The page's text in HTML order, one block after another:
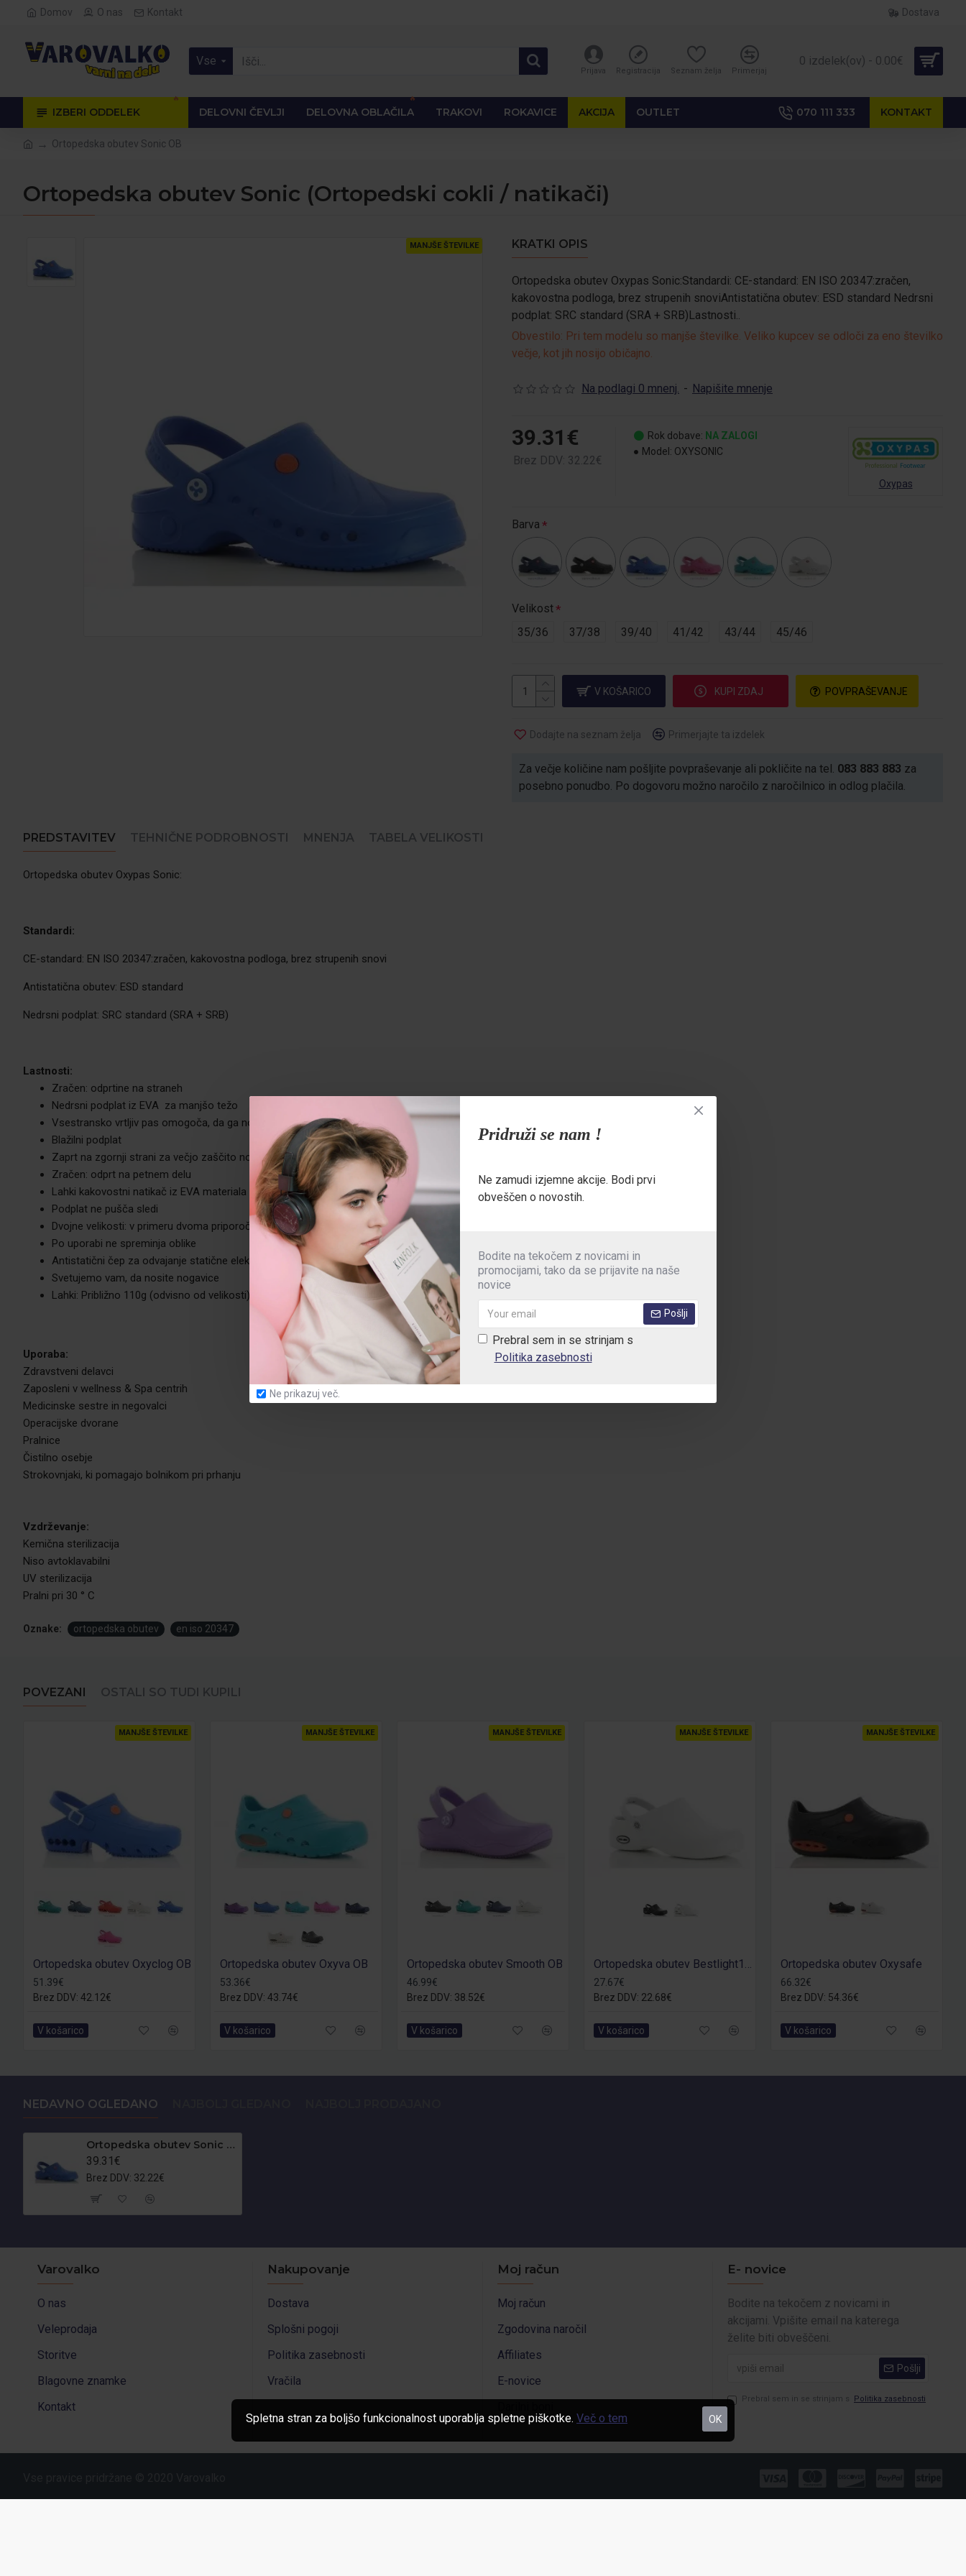
Pridruži se nam !
Ne zamudi izjemne akcije. Bodi prvi
obveščen o novostih.
Bodite na tekočem z novicami in
promocijami, tako da se prijavite na naše
novice
Pošlji
Prebral sem in se strinjam s
Politika zasebnosti
Ne prikazuj več.
Domov O nas Kontakt Dostava
Vse
Prijava Registracija Seznam želja Primerjaj
0 izdelek(ov) - 0.00€
IZBERI ODDELEK
🔥
DELOVNI ČEVLJI DELOVNA OBLAČILA
🔥
TRAKOVI ROKAVICE AKCIJA OUTLET 070 111 333 KONTAKT
Ortopedska obutev Sonic OB
Ortopedska obutev Sonic (Ortopedski cokli / natikači)
MANJŠE ŠTEVILKE KRATKI OPIS
Ortopedska obutev Oxypas Sonic:Standardi: CE-standard: EN ISO 20347:zračen,
kakovostna podloga, brez strupenih snoviAntistatična obutev: ESD standard Nedrsni
podplat: SRC standard (SRA + SRB)Lastnosti..
Obvestilo: Pri tem modelu so manjše številke. Veliko kupcev se odloči za eno številko
večje, kot jih nosijo običajno.
Na podlagi 0 mnenj. - Napišite mnenje
39.31€
Brez DDV: 32.22€
Rok dobave: NA ZALOGI
Model: OXYSONIC
Oxypas
Barva
Velikost
35/36
37/38 39/40 41/42 43/44 45/46
V KOŠARICO KUPI ZDAJ POVPRAŠEVANJE
Dodajte na seznam želja Primerjajte ta izdelek
Za večje količine nam pošljite povpraševanje ali pokličite na tel. 083 883 883 za
posebno ponudbo. Po dogovoru možno naročilo z naročilnico in odlog plačila.
PREDSTAVITEV TEHNIČNE PODROBNOSTI MNENJA TABELA VELIKOSTI
Ortopedska obutev Oxypas Sonic:
Standardi:
CE-standard: EN ISO 20347:zračen, kakovostna podloga, brez strupenih snovi
Antistatična obutev: ESD standard
Nedrsni podplat: SRC standard (SRA + SRB)
Lastnosti:
Zračen: odprtine na straneh
Nedrsni podplat iz EVA za manjšo težo
Vsestransko vrtljiv pas omogoča, da ga nosite naprej ali nazaj
Blažilni podplat
Zaprt na zgornji strani za večjo zaščito nog
Zračen: odprt na petnem delu
Lahki kakovostni natikač iz EVA materiala
Podplat ne pušča sledi
Dvojne velikosti: v primeru dvoma priporočamo, da vzamete večjo velikost
Po uporabi ne spreminja oblike
Antistatični čep za odvajanje statične elektrike - izpolnjuje ESD standard
Svetujemo vam, da nosite nogavice
Lahki: Približno 110g (odvisno od velikosti)
Uporaba:
Zdravstveni delavci
Zaposleni v wellness & Spa centrih
Medicinske sestre in negovalci
Operacijske dvorane
Pralnice
Čistilno osebje
Strokovnjaki, ki pomagajo bolnikom pri prhanju
Vzdrževanje:
Kemična sterilizacija
Niso avtoklavabilni
UV sterilizacija
Pralni pri 30 ° C
Oznake: ortopedska obutev en iso 20347
POVEZANI OSTALI SO TUDI KUPILI
MANJŠE ŠTEVILKE
Ortopedska obutev Oxyclog OB
51.39€
Brez DDV: 42.12€
V košarico
MANJŠE ŠTEVILKE
Ortopedska obutev Oxyva OB
53.36€
Brez DDV: 43.74€
V košarico
MANJŠE ŠTEVILKE
Ortopedska obutev Smooth OB
46.99€
Brez DDV: 38.52€
V košarico
MANJŠE ŠTEVILKE
Ortopedska obutev Bestlight1 OB
27.67€
Brez DDV: 22.68€
V košarico
MANJŠE ŠTEVILKE
Ortopedska obutev Oxysafe
66.32€
Brez DDV: 54.36€
V košarico
NEDAVNO OGLEDANO
Ortopedska obutev Sonic OB
39.31€
Brez DDV: 32.22€
Varovalko
O nas
Veleprodaja
Storitve
Blagovne znamke
Kontakt
Nakupovanje
Dostava
Splošni pogoji
Politika zasebnosti
Vračila
Moj račun
Moj račun
Zgodovina naročil
Affiliates
E-novice
E- novice
Bodite na tekočem z novicami in
akcijami. Vpišite email na katerega
želite biti obveščeni.
Pošlji
Prebral sem in se strinjam s Politika zasebnosti
OK
Spletna stran za boljšo funkcionalnost uporablja spletne piškotke. Več o tem